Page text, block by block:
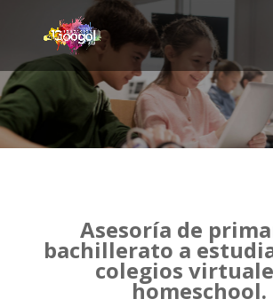
Asesoría de
bachillerato a
colegios
homeschool.